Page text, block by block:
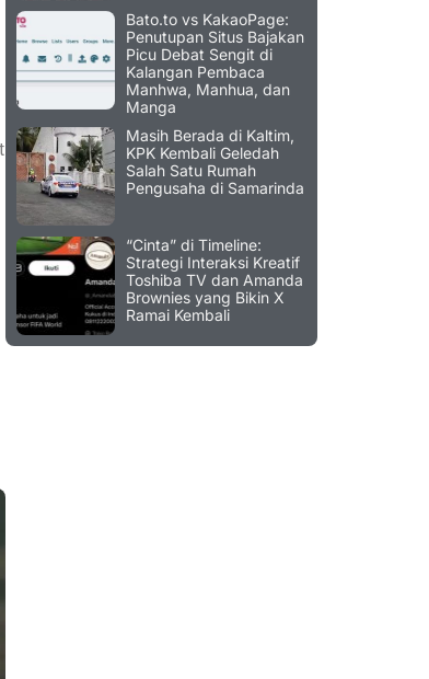
Bato.to vs KakaoPage:
Penutupan Situs Bajakan
Picu Debat Sengit di
Kalangan Pembaca
Manhwa, Manhua, dan
Manga
Masih Berada di Kaltim,
KPK Kembali Geledah
Salah Satu Rumah
Pengusaha di Samarinda
“Cinta” di Timeline:
Strategi Interaksi Kreatif
Toshiba TV dan Amanda
Brownies yang Bikin X
Ramai Kembali